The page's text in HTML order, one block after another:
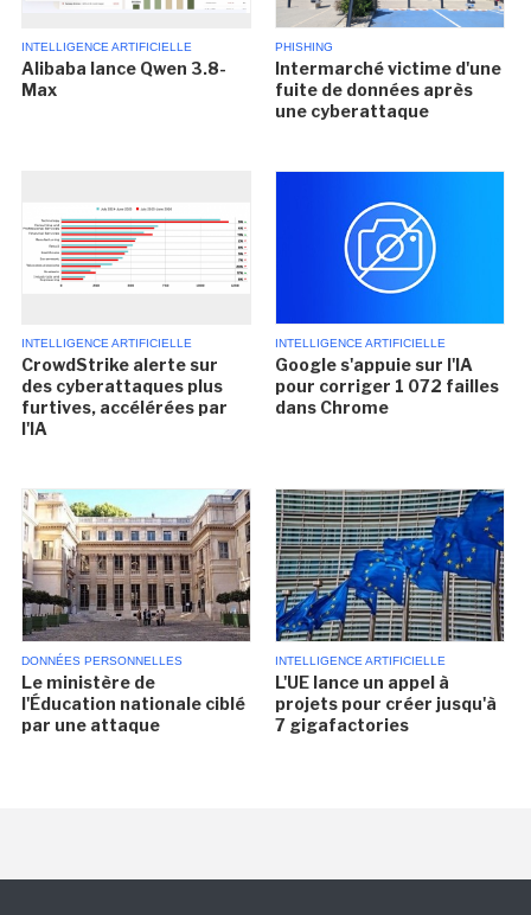
INTELLIGENCE ARTIFICIELLE
Alibaba lance Qwen 3.8-
Max
PHISHING
Intermarché victime d'une
fuite de données après
une cyberattaque
INTELLIGENCE ARTIFICIELLE
CrowdStrike alerte sur
des cyberattaques plus
furtives, accélérées par
l'IA
INTELLIGENCE ARTIFICIELLE
Google s'appuie sur l'IA
pour corriger 1 072 failles
dans Chrome
DONNÉES PERSONNELLES
Le ministère de
l'Éducation nationale ciblé
par une attaque
INTELLIGENCE ARTIFICIELLE
L'UE lance un appel à
projets pour créer jusqu'à
7 gigafactories